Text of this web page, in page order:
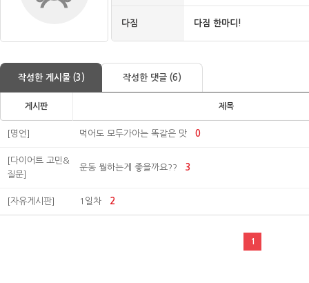
다짐 다짐 한마디!
작성한 게시물 (3) 작성한 댓글 (6)
게시판 제목
[명언] 먹어도 모두가아는 똑같은 맛 0
[다이어트 고민&
질문]
운동 뭘하는게 좋을까요?? 3
[자유게시판] 1일차 2
1